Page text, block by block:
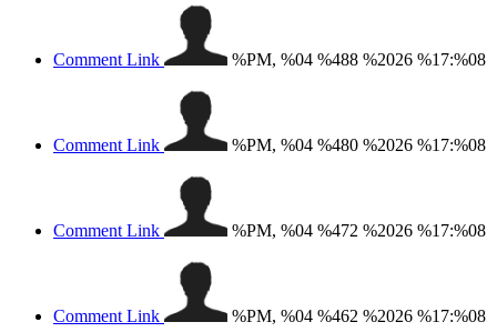
Comment Link %PM, %04 %488 %2026 %17:%08
Comment Link %PM, %04 %480 %2026 %17:%08
Comment Link %PM, %04 %472 %2026 %17:%08
Comment Link %PM, %04 %462 %2026 %17:%08